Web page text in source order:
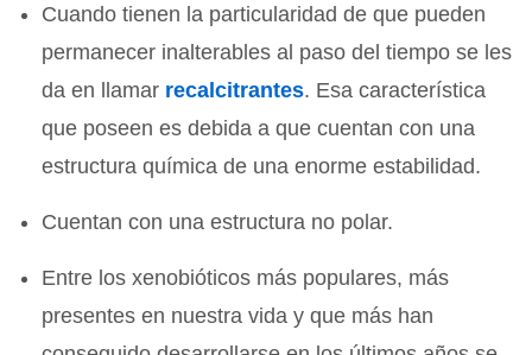
Cuando tienen la particularidad de que pueden
permanecer inalterables al paso del tiempo se les
da en llamar recalcitrantes. Esa característica
que poseen es debida a que cuentan con una
estructura química de una enorme estabilidad.
Cuentan con una estructura no polar.
Entre los xenobióticos más populares, más
presentes en nuestra vida y que más han